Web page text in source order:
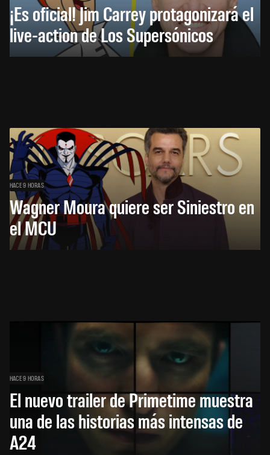
¡Es oficial! Jim Carrey protagonizará el
live-action de Los Supersónicos
HACE 9 HORAS
Wagner Moura quiere ser Siniestro en
el MCU
HACE 9 HORAS
El nuevo trailer de Primetime muestra
una de las historias más intensas de
A24